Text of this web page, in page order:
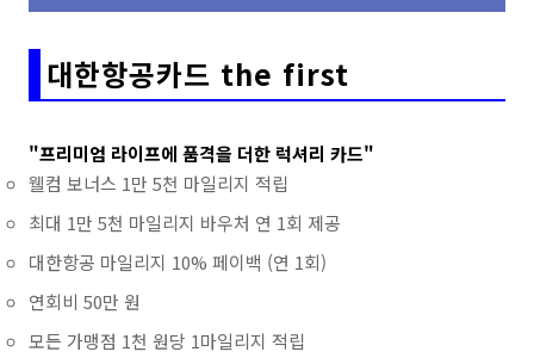
대한항공카드 the first
"프리미엄 라이프에 품격을 더한 럭셔리 카드"
웰컴 보너스 1만 5천 마일리지 적립
최대 1만 5천 마일리지 바우처 연 1회 제공
대한항공 마일리지 10% 페이백 (연 1회)
연회비 50만 원
모든 가맹점 1천 원당 1마일리지 적립